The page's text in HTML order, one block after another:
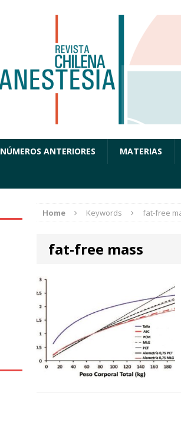
NÚMEROS ANTERIORES MATERIAS
Home Keywords fat-free
fat-free mass